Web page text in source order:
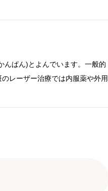
んぱん)とよんでいます。一般的
レーザー治療では内服薬や外用